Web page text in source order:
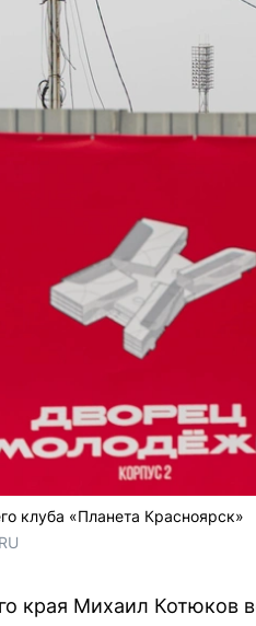
клуба «Планета Красноярск»
края Михаил Котюков